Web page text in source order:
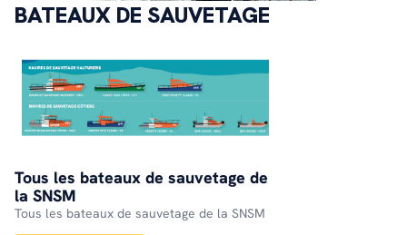
BATEAUX DE SAUVETAGE
Tous les bateaux de sauvetage de
la SNSM
Tous les bateaux de sauvetage de la SNSM